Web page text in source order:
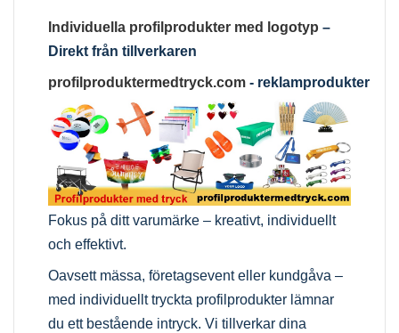
Individuella profilprodukter med logotyp –
Direkt från tillverkaren
profilproduktermedtryck.com - reklamprodukter
Fokus på ditt varumärke – kreativt, individuellt
och effektivt.
Oavsett mässa, företagsevent eller kundgåva –
med individuellt tryckta profilprodukter lämnar
du ett bestående intryck. Vi tillverkar dina